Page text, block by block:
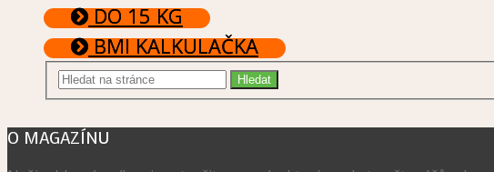
DO 15 KG
BMI KALKULAČKA
O MAGAZÍNU